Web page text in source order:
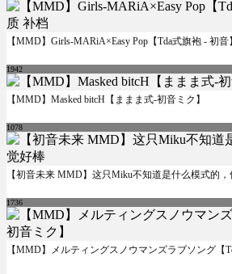
【MMD】Girls-MARiA×Easy Pop【Tda式旗袍 - 初
1942
【MMD】Masked bitcH【ままま式-初音ミク】
1078
【初音未来 MMD】这只Miku不知道是什么模式的
1736
【MMD】メルティングスノウマンズラブソング【